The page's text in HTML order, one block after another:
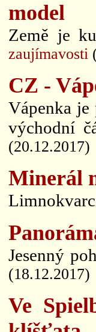
model
Země je
zaujímavosti
CZ -
Vápenka je
východní
(20.12.2017)
Minerál
Jesenný
(18.12.2017)
Ve